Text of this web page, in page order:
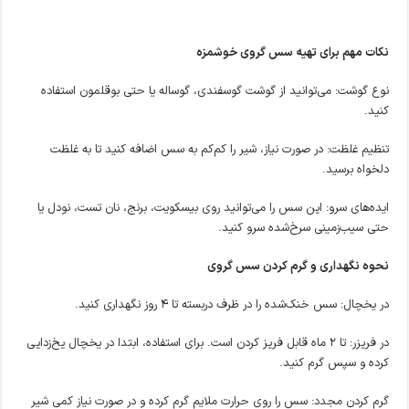
نکات مهم برای تهیه سس گروی خوشمزه
نوع گوشت: می‌توانید از گوشت گوسفندی، گوساله یا حتی بوقلمون استفاده
کنید.
تنظیم غلظت: در صورت نیاز، شیر را کم‌کم به سس اضافه کنید تا به غلظت
دلخواه برسید.
ایده‌های سرو: این سس را می‌توانید روی بیسکویت، برنج، نان تست، نودل یا
حتی سیب‌زمینی سرخ‌شده سرو کنید.
نحوه نگهداری و گرم کردن سس گروی
در یخچال: سس خنک‌شده را در ظرف دربسته تا ۴ روز نگهداری کنید.
در فریزر: تا ۲ ماه قابل فریز کردن است. برای استفاده، ابتدا در یخچال یخ‌زدایی
کرده و سپس گرم کنید.
گرم کردن مجدد: سس را روی حرارت ملایم گرم کرده و در صورت نیاز کمی شیر